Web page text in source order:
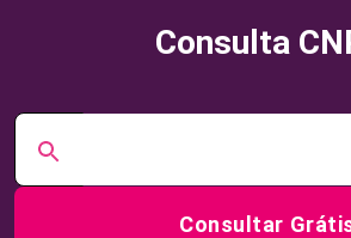
Consulta
Consultar